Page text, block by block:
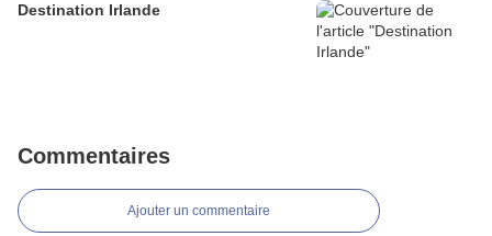
Destination Irlande
Commentaires
Ajouter un commentaire